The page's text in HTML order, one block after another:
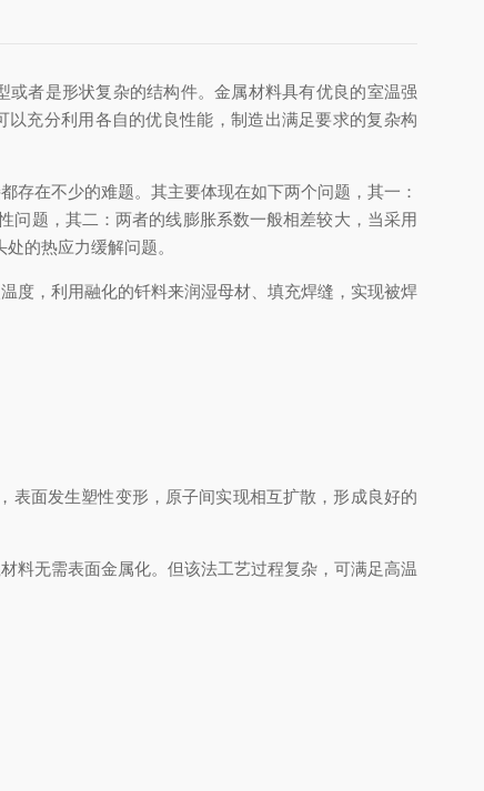
或者是形状复杂的结构件。金属材料具有优良的室温强
充分利用各自的优良性能，制造出满足要求的复杂构
存在不少的难题。其主要体现在如下两个问题，其一：
问题，其二：两者的线膨胀系数一般相差较大，当采用
的热应力缓解问题。
度，利用融化的钎料来润湿母材、填充焊缝，实现被焊
表面发生塑性变形，原子间实现相互扩散，形成良好的
料无需表面金属化。但该法工艺过程复杂，可满足高温